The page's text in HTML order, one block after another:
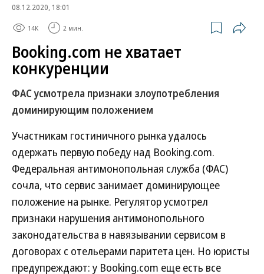
08.12.2020, 18:01
14K 2 мин.
Booking.com не хватает
конкуренции
ФАС усмотрела признаки злоупотребления
доминирующим положением
Участникам гостиничного рынка удалось
одержать первую победу над Booking.com.
Федеральная антимонопольная служба (ФАС)
сочла, что сервис занимает доминирующее
положение на рынке. Регулятор усмотрел
признаки нарушения антимонопольного
законодательства в навязывании сервисом в
договорах с отельерами паритета цен. Но юристы
предупреждают: у Booking.com еще есть все